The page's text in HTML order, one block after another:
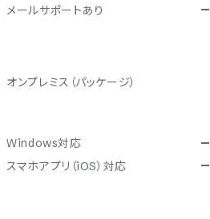
メールサポートあり
オンプレミス（パッケージ）
Windows対応
スマホアプリ（iOS）対応